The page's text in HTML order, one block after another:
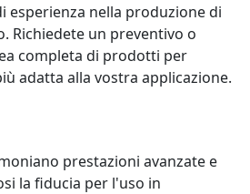
esperienza nella produzione di
Richiedete un preventivo o
completa di prodotti per
adatta alla vostra applicazione.
prestazioni avanzate e
la fiducia per l'uso in